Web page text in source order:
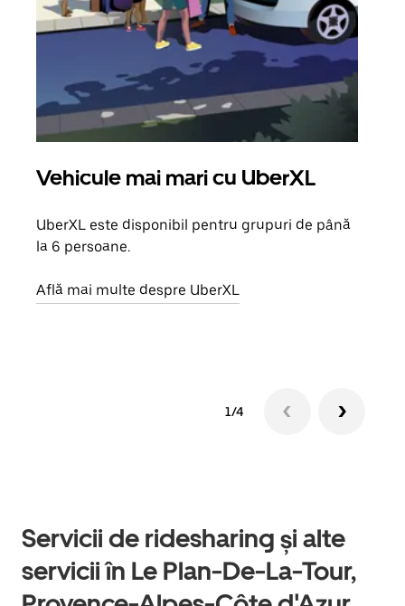
Vehicule mai mari cu UberXL
UberXL este disponibil pentru grupuri de până
la 6 persoane.
Află mai multe despre UberXL
1/4
Servicii de ridesharing și alte
servicii în Le Plan-De-La-Tour,